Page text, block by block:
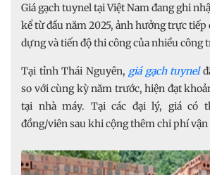
Giá gạch tuynel tại Việt Nam đang ghi
kể từ đầu năm 2025, ảnh hưởng trực tiếp
dựng và tiến độ thi công của nhiều công
Tại tỉnh Thái Nguyên, giá gạch tuynel
so với cùng kỳ năm trước, hiện đạt
tại nhà máy. Tại các đại lý, giá có
đồng/viên sau khi cộng thêm chi phí vận